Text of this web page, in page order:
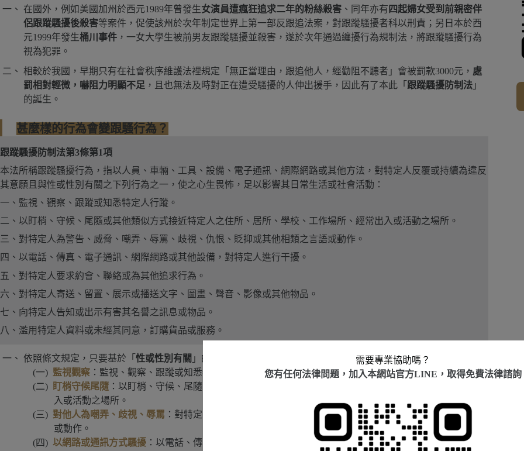
在國外，例如美國加州於西元1989年曾發生女演員遭瘋狂追求二年的粉絲殺害 、同年亦有 四起婦女受到前親密伴
侶跟蹤騷擾後殺害等案件，促使該州於次年制定世界上第一部反跟追法案，對跟蹤騷擾者科以刑責；另日本於西
元1999年發生桶川事件 ，一女大學生被前男友跟蹤騷擾並殺害，遂於次年通過纏擾行為規制法，將跟蹤騷擾行為
視為犯罪。
相較於我國，早期只有在社會秩序維護法裡規定「無正當理由，跟追他人，經勸阻不聽者」會被罰款3000元， 處
罰相對輕微，嚇阻力明顯不足 ，且也無法及時對正在遭受騷擾的人伸出援手，因此有了本此「 跟蹤騷擾防制法 」
的誕生。
甚麼樣的行為會變跟騷行為？
跟蹤騷擾防制法第3條第1項
本法所稱跟蹤騷擾行為，指以人員、車輛、工具、設備、電子通訊、網際網路或其他方法，對特定人反覆或持續為違反
其意願且與性或性別有關之下列行為之一，使之心生畏怖，足以影響其日常生活或社會活動：
一、監視、觀察、跟蹤或知悉特定人行蹤。
二、以盯梢、守候、尾隨或其他類似方式接近特定人之住所、居所、學校、工作場所、經常出入或活動之場所。
三、對特定人為警告、威脅、嘲弄、辱罵、歧視、仇恨、貶抑或其他相類之言語或動作。
四、以電話、傳真、電子通訊、網際網路或其他設備，對特定人進行干擾。
五、對特定人要求約會、聯絡或為其他追求行為。
六、對特定人寄送、留置、展示或播送文字、圖畫、聲音、影像或其他物品。
七、向特定人告知或出示有害其名譽之訊息或物品。
八、濫用特定人資料或未經其同意，訂購貨品或服務。
依照條文規定，只要基於「 性或性別有關 」的目的對別人
的下列行為，就有可能成立跟騷行為：
監視觀察 ：監視、觀察、跟蹤或知悉特定人行蹤
盯梢守候尾隨 ：以盯梢、守候、尾隨或其他類似方式接近特定人之住所、居所、學校、工作場所、經常出
入或活動之場所。
對他人為嘲弄、歧視、辱罵 ：對特定人為警告、威脅、嘲弄、辱罵、歧視、仇恨、貶抑或其他相類之言語
或動作。
以網路或通訊方式騷擾 ：以電話、傳真、電子通訊、網際網路或其他設備，對特定人進行干擾。
需要專業協助嗎？
您有任何法律問題，加入本網站官方LINE，取得免費法律諮詢